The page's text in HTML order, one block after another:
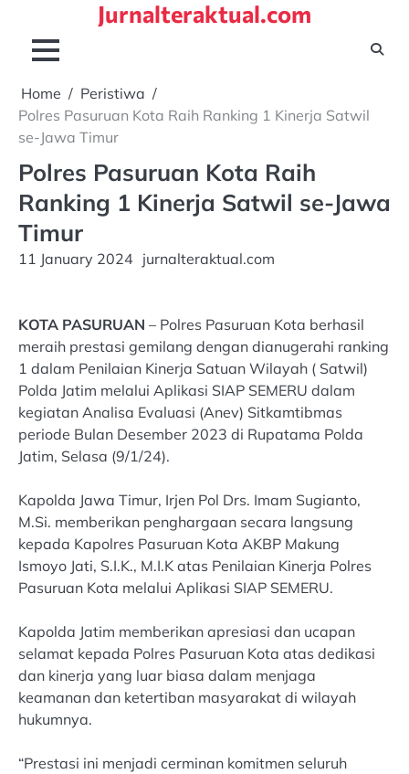
content
Jurnalteraktual.com
Home
Peristiwa
Polres Pasuruan Kota Raih Ranking 1 Kinerja Satwil
se-Jawa Timur
Polres Pasuruan Kota Raih
Ranking 1 Kinerja Satwil se-Jawa
Timur
11 January 2024 jurnalteraktual.com
KOTA PASURUAN – Polres Pasuruan Kota berhasil
meraih prestasi gemilang dengan dianugerahi ranking
1 dalam Penilaian Kinerja Satuan Wilayah ( Satwil)
Polda Jatim melalui Aplikasi SIAP SEMERU dalam
kegiatan Analisa Evaluasi (Anev) Sitkamtibmas
periode Bulan Desember 2023 di Rupatama Polda
Jatim, Selasa (9/1/24).
Kapolda Jawa Timur, Irjen Pol Drs. Imam Sugianto,
M.Si. memberikan penghargaan secara langsung
kepada Kapolres Pasuruan Kota AKBP Makung
Ismoyo Jati, S.I.K., M.I.K atas Penilaian Kinerja Polres
Pasuruan Kota melalui Aplikasi SIAP SEMERU.
Kapolda Jatim memberikan apresiasi dan ucapan
selamat kepada Polres Pasuruan Kota atas dedikasi
dan kinerja yang luar biasa dalam menjaga
keamanan dan ketertiban masyarakat di wilayah
hukumnya.
“Prestasi ini menjadi cerminan komitmen seluruh